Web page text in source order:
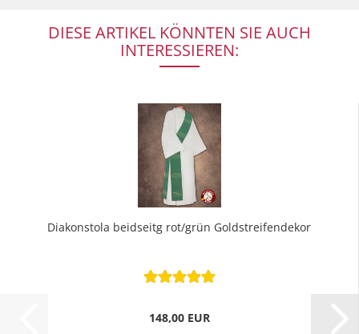
DIESE ARTIKEL KÖNNTEN SIE AUCH
INTERESSIEREN:
Diakonstola beidseitg rot/grün Goldstreifendekor
148,00 EUR